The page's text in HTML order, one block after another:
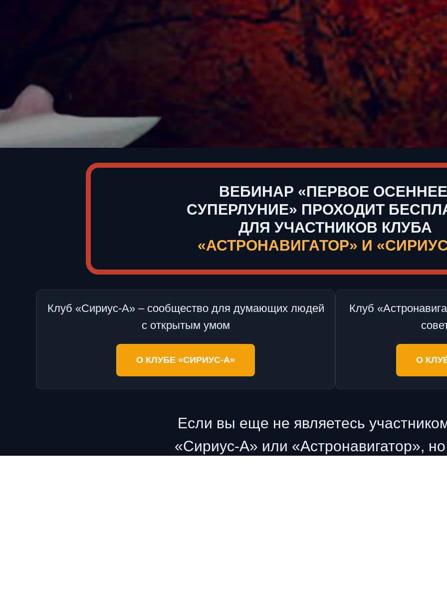
ВЕБИНАР «ПЕРВОЕ
СУПЕРЛУНИЕ» ПРОХОДИТ
ДЛЯ УЧАСТНИКОВ КЛУБА
«АСТРОНАВИГАТОР» И
Клуб «Сириус-А» – сообщество для думающих людей
с открытым умом
О КЛУБЕ «СИРИУС-А»
Клуб
О
Если вы еще не являетесь
«Сириус-А» или «Астронавигатор», но